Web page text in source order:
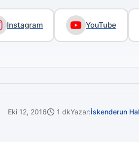
Instagram YouTube
Eki 12, 2016 1 dkYazar:İskenderun